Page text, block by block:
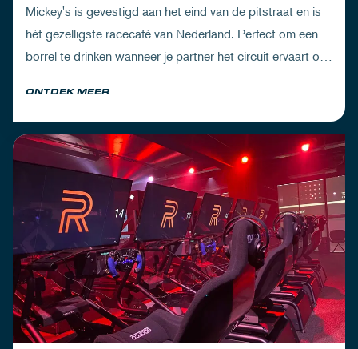
Mickey's is gevestigd aan het eind van de pitstraat en is
hét gezelligste racecafé van Nederland. Perfect om een
borrel te drinken wanneer je partner het circuit ervaart of
ONTDEK MEER